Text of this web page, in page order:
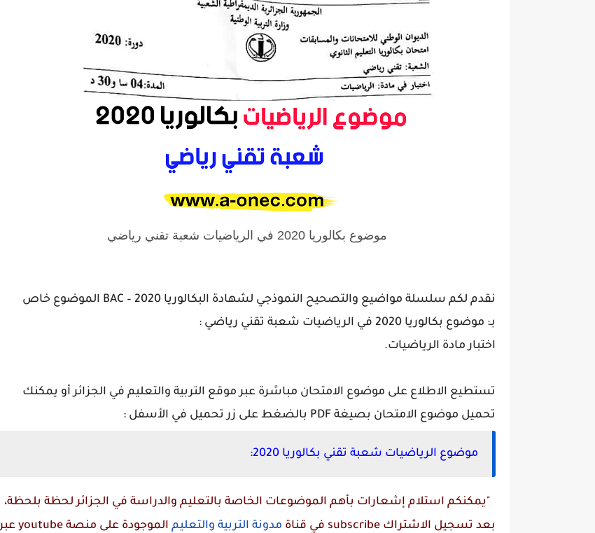
موضوع بكالوريا 2020 في الرياضيات شعبة تقني رياضي
نقدم لكم سلسلة مواضيع والتصحيح النموذجي لشهادة البكالوريا 2020 – BAC الموضوع خاص
بـ: موضوع بكالوريا 2020 في الرياضيات شعبة تقني رياضي :
اختبار مادة الرياضيات.
تستطيع الاطلاع على موضوع الامتحان مباشرة عبر موقع التربية والتعليم في الجزائر أو يمكنك
تحميل موضوع الامتحان بصيغة PDF بالضغط على زر تحميل في الأسفل :
موضوع الرياضيات شعبة تقني بكالوريا 2020:
"يمكنكم استلام إشعارات بأهم الموضوعات الخاصة بالتعليم والدراسة في الجزائر لحظة بلحظة،
بعد تسجيل الاشتراكsubscribe في قناة مدونة التربية والتعليم الموجودة على منصةyoutube عبر